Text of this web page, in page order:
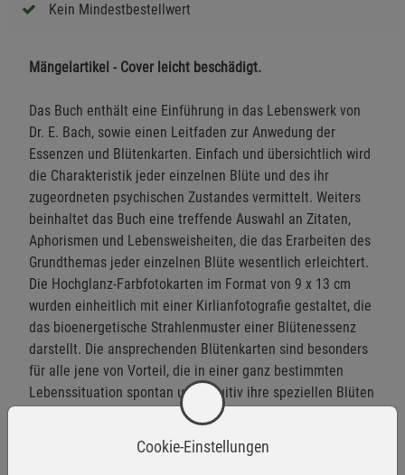
Kein Mindestbestellwert
Mängelartikel - Cover leicht beschädigt.
Das Buch enthält eine Einführung in das Lebenswerk von
Dr. E. Bach, sowie einen Leitfaden zur Anwedung der
Essenzen und Blütenkarten. Einfach und übersichtlich wird
die Charakteristik jeder einzelnen Blüte und des ihr
zugeordneten psychischen Zustandes vermittelt. Weiters
beinhaltet das Buch eine treffende Auswahl an Zitaten,
Aphorismen und Lebensweisheiten, die das Erarbeiten des
Grundthemas jeder einzelnen Blüte wesentlich erleichtert.
Die Hochglanz-Farbfotokarten im Format von 9 x 13 cm
wurden einheitlich mit einer Kirlianfotografie gestaltet, die
das bioenergetische Strahlenmuster einer Blütenessenz
darstellt. Die ansprechenden Blütenkarten sind besonders
für alle jene von Vorteil, die in einer ganz bestimmten
Lebenssituation spontan und intuitiv ihre speziellen Blüten
Cookie-Einstellungen